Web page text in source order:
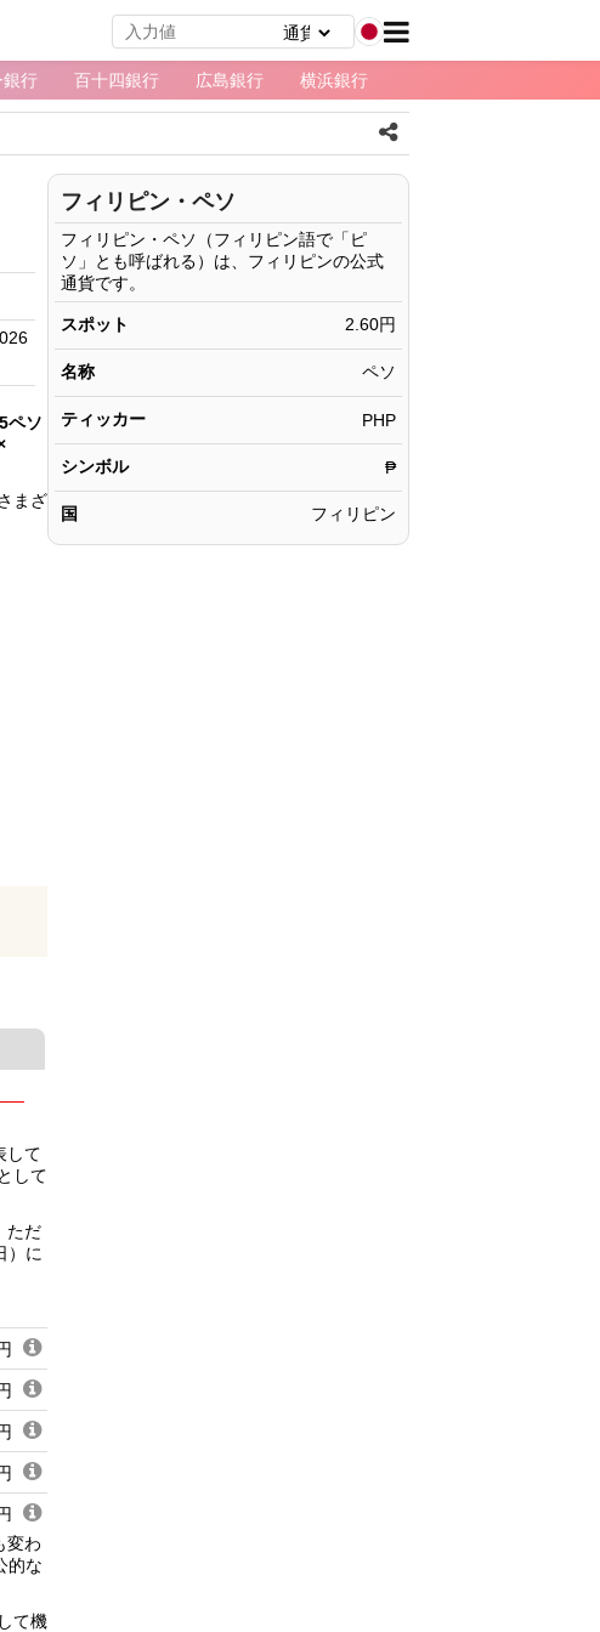
銀行 百十四銀行 広島銀行 横浜銀行
ペソ
まざ
して
して
ただ
）に
変わ
的な
て機
フィリピン・ペソ
フィリピン・ペソ（フィリピン語で「ピ
ソ」とも呼ばれる）は、フィリピンの公式
通貨です。
スポット 2.60円
名称 ペソ
ティッカー PHP
シンボル ₱
国 フィリピン